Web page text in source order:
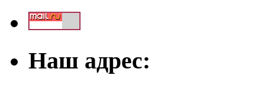
Наш адрес: